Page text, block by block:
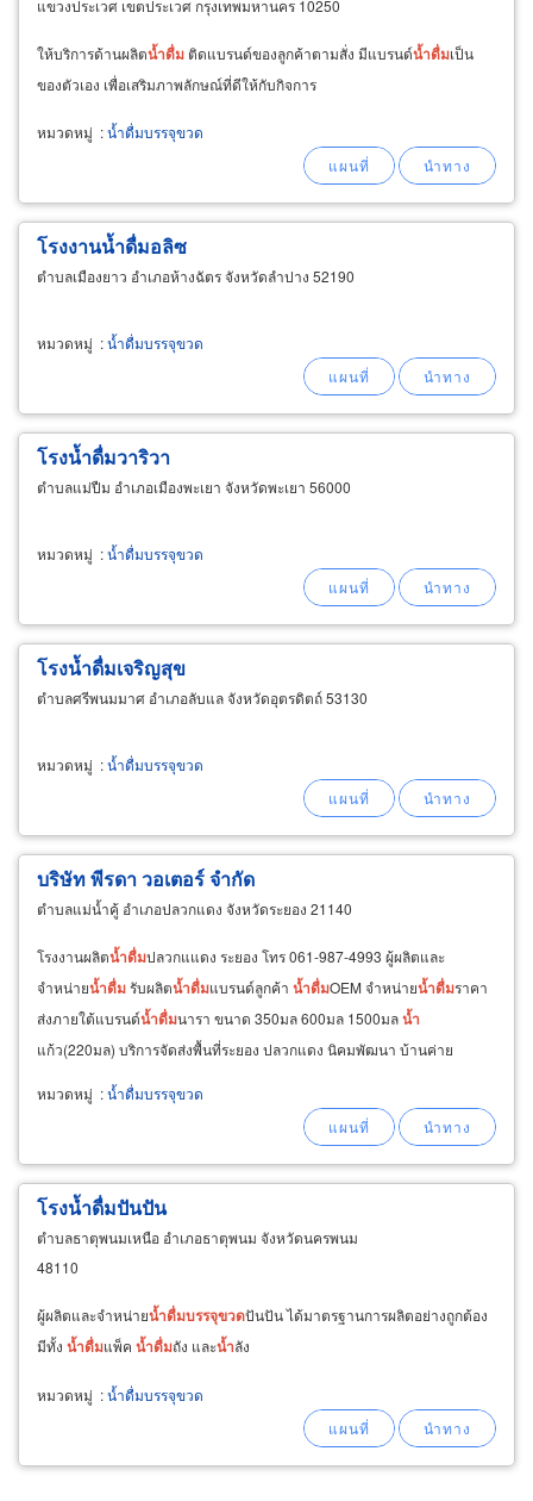
แขวงประเวศ เขตประเวศ กรุงเทพมหานคร 10250
ให้บริการด้านผลิตน้ำดื่ม ติดแบรนด์ของลูกค้าตามสั่ง มีแบรนด์น้ำดื่มเป็น
ของตัวเอง เพื่อเสริมภาพลักษณ์ที่ดีให้กับกิจการ
หมวดหมู่ :น้ำดื่มบรรจุขวด
โรงงานน้ำดื่มอลิซ
ตำบลเมืองยาว อำเภอห้างฉัตร จังหวัดลำปาง 52190
หมวดหมู่ :น้ำดื่มบรรจุขวด
โรงน้ำดื่มวาริวา
ตำบลแม่ปืม อำเภอเมืองพะเยา จังหวัดพะเยา 56000
หมวดหมู่ :น้ำดื่มบรรจุขวด
โรงน้ำดื่มเจริญสุข
ตำบลศรีพนมมาศ อำเภอลับแล จังหวัดอุตรดิตถ์ 53130
หมวดหมู่ :น้ำดื่มบรรจุขวด
บริษัท พีรดา วอเตอร์ จำกัด
ตำบลแม่น้ำคู้ อำเภอปลวกแดง จังหวัดระยอง 21140
โรงงานผลิตน้ำดื่มปลวกแแดง ระยอง โทร 061-987-4993 ผู้ผลิตและ
จำหน่ายน้ำดื่ม รับผลิตน้ำดื่มแบรนด์ลูกค้า น้ำดื่มOEM จำหน่ายน้ำดื่มราคา
ส่งภายใต้แบรนด์น้ำดื่มนารา ขนาด 350มล 600มล 1500มลน้ำ
แก้ว(220มล) บริการจัดส่งพื้นที่ระยอง ปลวกแดง นิคมพัฒนา บ้านค่าย
หมวดหมู่ :น้ำดื่มบรรจุขวด
โรงน้ำดื่มปันปัน
ตำบลธาตุพนมเหนือ อำเภอธาตุพนม จังหวัดนครพนม
48110
ผู้ผลิตและจำหน่ายน้ำดื่มบรรจุขวดปันปัน ได้มาตรฐานการผลิตอย่างถูกต้อง
มีทั้ง น้ำดื่มแพ็ค น้ำดื่มถัง และน้ำลัง
หมวดหมู่ :น้ำดื่มบรรจุขวด